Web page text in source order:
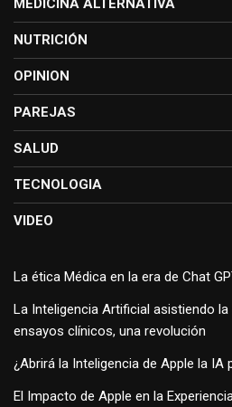
MEDICINA ALTERNATIVA
NUTRICIÓN
OPINION
PAREJAS
SALUD
TECNOLOGIA
VIDEO
La ética Médica en la era de Chat
La Inteligencia Artificial asistiendo
ensayos clínicos, una revolución
¿Abrirá la Inteligencia de Apple la
El Impacto de Apple en la